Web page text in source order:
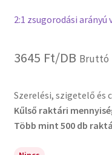
2:1 zsugorodási
3645 Ft/DB Bruttó
Szerelési, szigetelő és
Kűlső raktári
Több mint 500 db